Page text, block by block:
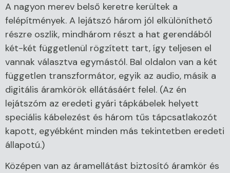
A nagyon merev belső keretre kerültek a
felépítmények. A lejátszó három jól elkülöníthető
részre oszlik, mindhárom részt a hat gerendából
két-két függetlenül rögzített tart, így teljesen el
vannak választva egymástól. Bal oldalon van a két
független transzformátor, egyik az audio, másik a
digitális áramkörök ellátásáért felel. (Az én
lejátszóm az eredeti gyári tápkábelek helyett
speciális kábelezést és három tűs tápcsatlakozót
kapott, egyébként minden más tekintetben eredeti
állapotú.)
Középen van az áramellátást biztosító áramkör és